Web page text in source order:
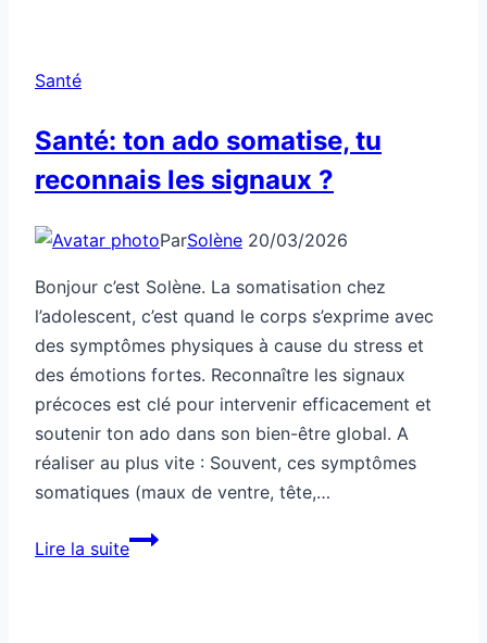
Santé
Santé: ton ado somatise, tu
reconnais les signaux ?
ParSolène 20/03/2026
Bonjour c’est Solène. La somatisation chez
l’adolescent, c’est quand le corps s’exprime avec
des symptômes physiques à cause du stress et
des émotions fortes. Reconnaître les signaux
précoces est clé pour intervenir efficacement et
soutenir ton ado dans son bien-être global. A
réaliser au plus vite : Souvent, ces symptômes
somatiques (maux de ventre, tête,…
Lire la suiteSanté: